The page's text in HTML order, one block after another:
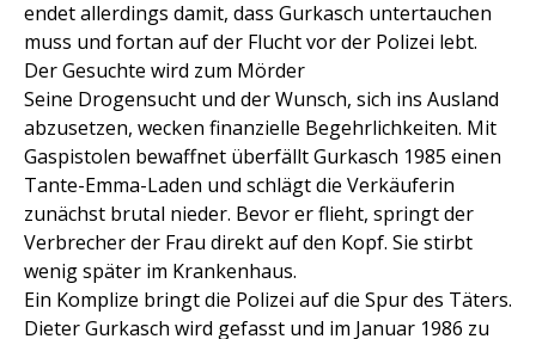
endet allerdings damit, dass Gurkasch untertauchen
muss und fortan auf der Flucht vor der Polizei lebt.
Der Gesuchte wird zum Mörder
Seine Drogensucht und der Wunsch, sich ins Ausland
abzusetzen, wecken finanzielle Begehrlichkeiten. Mit
Gaspistolen bewaffnet überfällt Gurkasch 1985 einen
Tante-Emma-Laden und schlägt die Verkäuferin
zunächst brutal nieder. Bevor er flieht, springt der
Verbrecher der Frau direkt auf den Kopf. Sie stirbt
wenig später im Krankenhaus.
Ein Komplize bringt die Polizei auf die Spur des Täters.
Dieter Gurkasch wird gefasst und im Januar 1986 zu